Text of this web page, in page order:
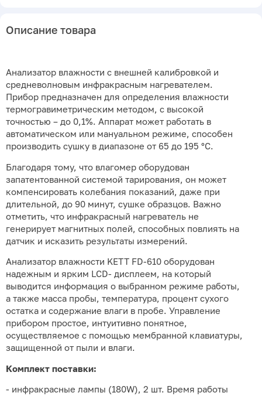
Описание товара
Анализатор влажности с внешней калибровкой и
средневолновым инфракрасным нагревателем.
Прибор предназначен для определения влажности
термогравиметрическим методом, с высокой
точностью – до 0,1%. Аппарат может работать в
автоматическом или мануальном режиме, способен
производить сушку в диапазоне от 65 до 195 °С.
Благодаря тому, что влагомер оборудован
запатентованной системой тарирования, он может
компенсировать колебания показаний, даже при
длительной, до 90 минут, сушке образцов. Важно
отметить, что инфракрасный нагреватель не
генерирует магнитных полей, способных повлиять на
датчик и исказить результаты измерений.
Анализатор влажности KETT FD-610 оборудован
надежным и ярким LCD- дисплеем, на который
выводится информация о выбранном режиме работы,
а также масса пробы, температура, процент сухого
остатка и содержание влаги в пробе. Управление
прибором простое, интуитивно понятное,
осуществляемое с помощью мембранной клавиатуры,
защищенной от пыли и влаги.
Комплект поставки:
- инфракрасные лампы (180W), 2 шт. Время работы